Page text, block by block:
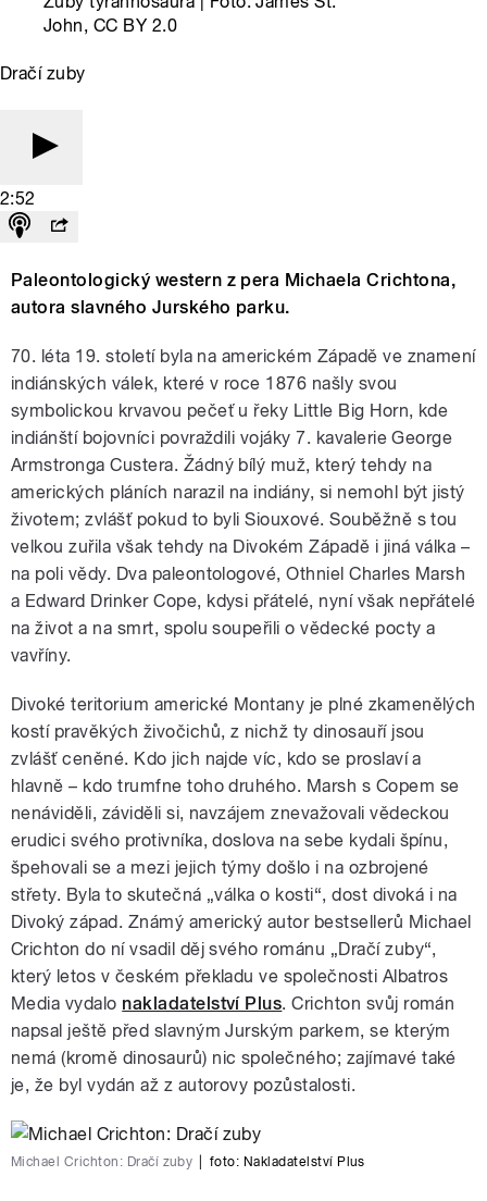
John, CC BY 2.0
Dračí zuby
2:52
Paleontologický western z pera Michaela Crichtona,
autora slavného Jurského parku.
70. léta 19. století byla na americkém Západě ve znamení
indiánských válek, které v roce 1876 našly svou
symbolickou krvavou pečeť u řeky Little Big Horn, kde
indiánští bojovníci povraždili vojáky 7. kavalerie George
Armstronga Custera. Žádný bílý muž, který tehdy na
amerických pláních narazil na indiány, si nemohl být jistý
životem; zvlášť pokud to byli Siouxové. Souběžně s tou
velkou zuřila však tehdy na Divokém Západě i jiná válka –
na poli vědy. Dva paleontologové, Othniel Charles Marsh
a Edward Drinker Cope, kdysi přátelé, nyní však nepřátelé
na život a na smrt, spolu soupeřili o vědecké pocty a
vavříny.
Divoké teritorium americké Montany je plné zkamenělých
kostí pravěkých živočichů, z nichž ty dinosauří jsou
zvlášť ceněné. Kdo jich najde víc, kdo se proslaví a
hlavně – kdo trumfne toho druhého. Marsh s Copem se
nenáviděli, záviděli si, navzájem znevažovali vědeckou
erudici svého protivníka, doslova na sebe kydali špínu,
špehovali se a mezi jejich týmy došlo i na ozbrojené
střety. Byla to skutečná „válka o kosti“, dost divoká i na
Divoký západ. Známý americký autor bestsellerů Michael
Crichton do ní vsadil děj svého románu „Dračí zuby“,
který letos v českém překladu ve společnosti Albatros
Media vydalo nakladatelství Plus. Crichton svůj román
napsal ještě před slavným Jurským parkem, se kterým
nemá (kromě dinosaurů) nic společného; zajímavé také
je, že byl vydán až z autorovy pozůstalosti.
Michael Crichton: Dračí zuby foto: Nakladatelství Plus